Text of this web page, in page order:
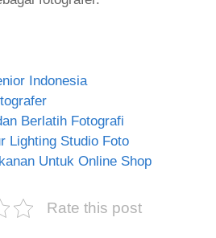
Indonesia
Berlatih Fotografi
Lighting Studio Foto
Untuk Online Shop
Rate this post